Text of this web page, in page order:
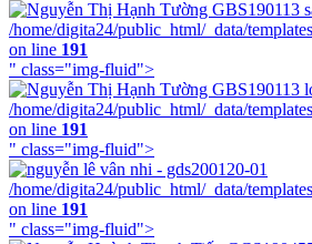
/home/digita24/public_html/_data/
on line 191
" class="img-fluid">
/home/digita24/public_html/_data/
on line 191
" class="img-fluid">
/home/digita24/public_html/_data/
on line 191
" class="img-fluid">